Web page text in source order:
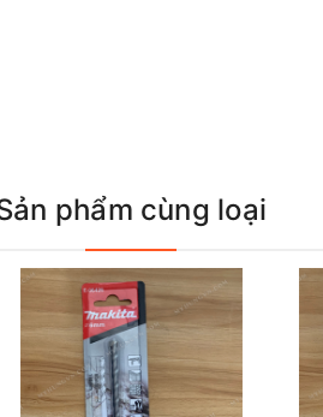
phẩm cùng loại